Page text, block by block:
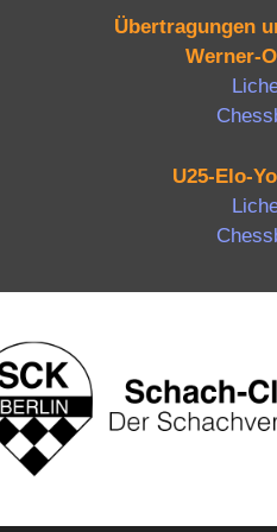
Übertragungen
Werner-
U25-Elo-